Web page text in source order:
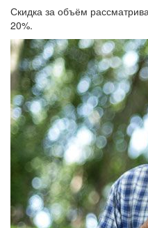
Скидка за объём
20%.